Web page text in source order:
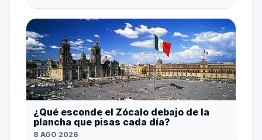
¿Qué esconde el Zócalo debajo de la
plancha que pisas cada día?
8 AGO 2026